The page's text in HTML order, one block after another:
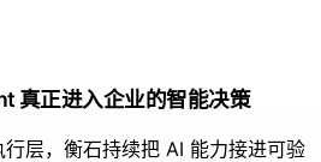
真正进入企业的智能决策
层，衡石持续把 AI 能力接进可验